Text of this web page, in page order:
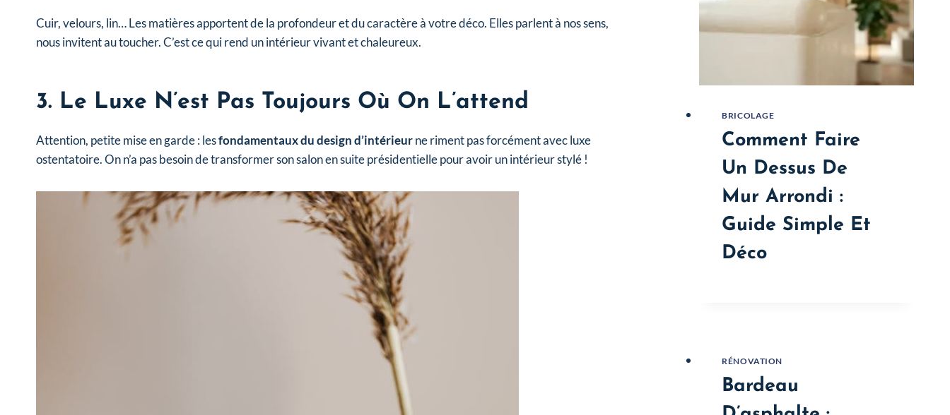
Cuir, velours, lin… Les matières apportent de la profondeur et du caractère à votre déco. Elles parlent à nos sens,
nous invitent au toucher. C’est ce qui rend un intérieur vivant et chaleureux.
3. Le Luxe N’est Pas Toujours Où On L’attend
Attention, petite mise en garde : lesfondamentaux du design d’intérieurne riment pas forcément avec luxe
ostentatoire. On n’a pas besoin de transformer son salon en suite présidentielle pour avoir un intérieur stylé !
BRICOLAGE
Comment Faire
Un Dessus De
Mur Arrondi :
Guide Simple Et
Déco
RÉNOVATION
Bardeau